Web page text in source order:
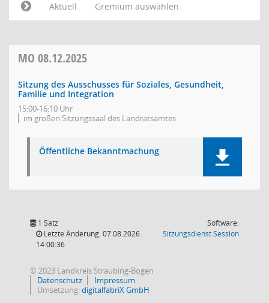
Aktuell
Gremium auswählen
MO 08.12.2025
Sitzung des Ausschusses für Soziales, Gesundheit,
Familie und Integration
15:00-16:10 Uhr
im großen Sitzungssaal des Landratsamtes
Öffentliche Bekanntmachung
1 Satz
Letzte Änderung: 07.08.2026
14:00:36
Software:
SitzungsdienstSession(Wird in
© 2023 Landkreis Straubing-Bogen
Datenschutz
Impressum
Umsetzung:digitalfabriX GmbH